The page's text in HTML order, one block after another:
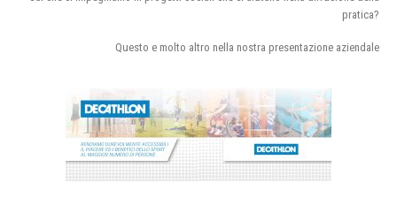
pratica?
Questo e molto altro nella nostra presentazione aziendale